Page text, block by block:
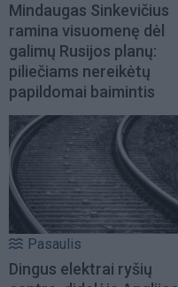
Mindaugas Sinkevičius
ramina visuomenę dėl
galimų Rusijos planų:
piliečiams nereikėtų
papildomai baimintis
Pasaulis
Dingus elektrai ryšių